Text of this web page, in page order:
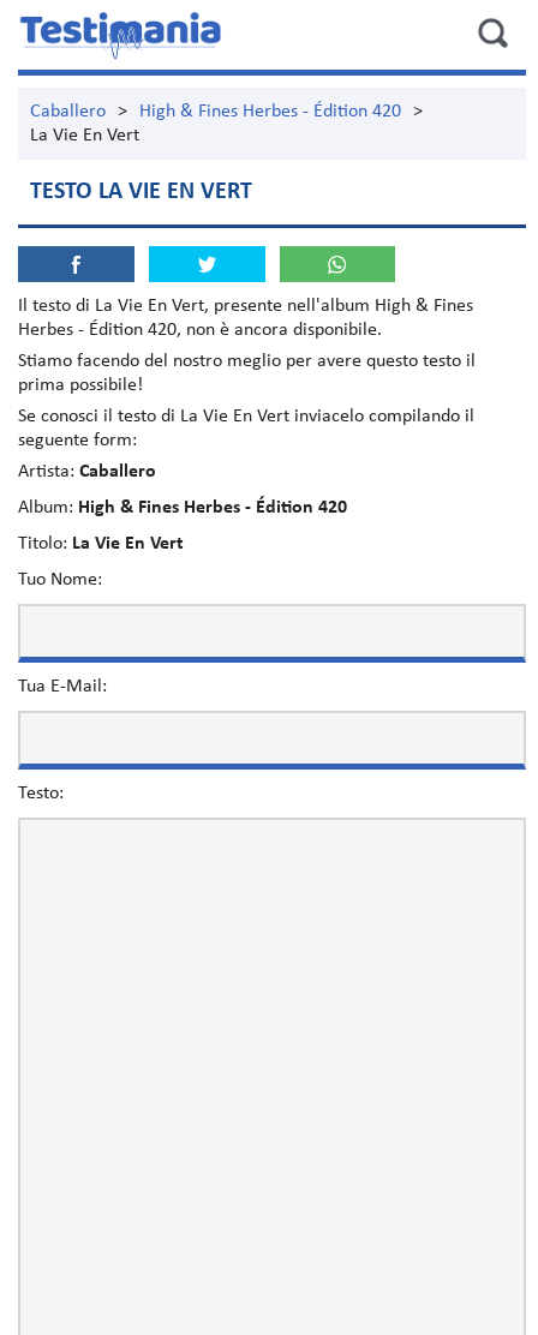
Caballero > High & Fines Herbes - Édition 420
>
La Vie En Vert
TESTO LA VIE EN VERT
Il testo di La Vie En Vert, presente nell'album High & Fines
Herbes - Édition 420, non è ancora disponibile.
Stiamo facendo del nostro meglio per avere questo testo il
prima possibile!
Se conosci il testo di La Vie En Vert inviacelo compilando il
seguente form:
Artista: Caballero
Album: High & Fines Herbes - Édition 420
Titolo: La Vie En Vert
Tuo Nome:
Tua E-Mail:
Testo: